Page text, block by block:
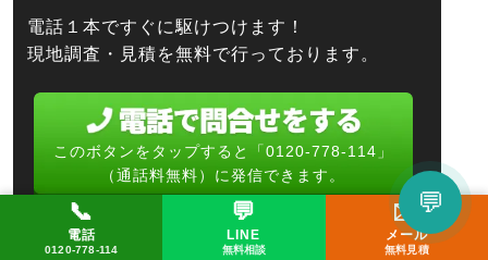
電話１本ですぐに駆けつけます！
現地調査・見積を無料で行っております。
このボタンをタップすると「0120-778-114」
（通話料無料）に発信できます。
電話受付 8:00～20:00（年中無休）
LINEで相談してみる
📞 0120-778-114 ✉️ メール 💬 LINE
📞
電話
0120-778-114
💬
LINE
無料相談
✉️
メール
無料見積
💬